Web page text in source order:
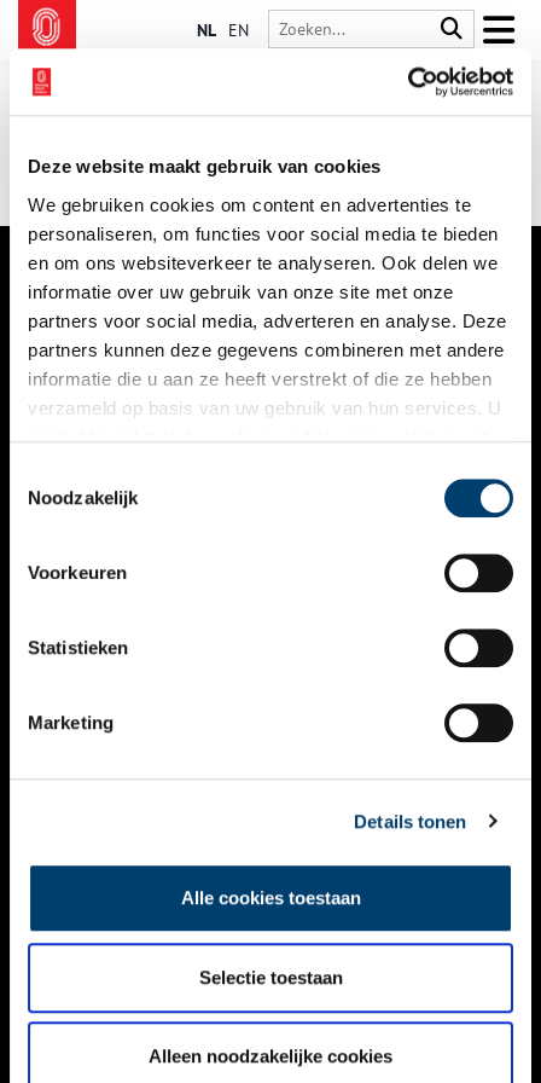
Deze website maakt gebruik van cookies
We gebruiken cookies om content en advertenties te
personaliseren, om functies voor social media te bieden
en om ons websiteverkeer te analyseren. Ook delen we
informatie over uw gebruik van onze site met onze
partners voor social media, adverteren en analyse. Deze
partners kunnen deze gegevens combineren met andere
informatie die u aan ze heeft verstrekt of die ze hebben
verzameld op basis van uw gebruik van hun services. U
Noodzakelijk
Voorkeuren
Statistieken
Marketing
Details tonen
Alle cookies toestaan
Selectie toestaan
Alleen noodzakelijke cookies
NL EN
VERHALEN
NIEUWS
KALENDER
ACTIVITEITEN
NIEUWSBRIEF
DISCLAIMER
TOEGANKELIJKHEID
Volg ONH op social media